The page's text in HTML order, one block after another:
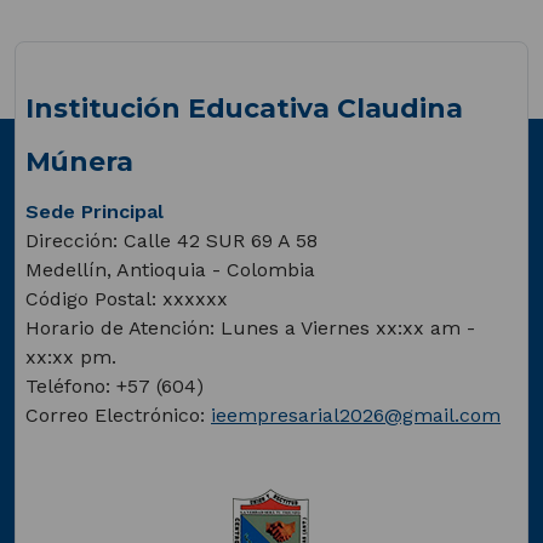
Institución Educativa Claudina
Múnera
Sede Principal
Dirección: Calle 42 SUR 69 A 58
Medellín, Antioquia - Colombia
Código Postal: xxxxxx
Horario de Atención: Lunes a Viernes xx:xx am -
xx:xx pm.
Teléfono: +57 (604)
Correo Electrónico: ieempresarial2026@gmail.com